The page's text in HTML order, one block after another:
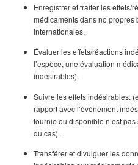
Enregistrer et traiter les effets/
médicaments dans no
internationales.
Évaluer les effets/réactions
l’espèce, une évaluation
indésirables).
Suivre les effets indésirables.
rapport avec l’événement
fournie ou disponible n’est
du cas).
Transférer et divulguer les